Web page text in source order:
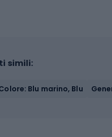
simili:
Blu marino, Blu